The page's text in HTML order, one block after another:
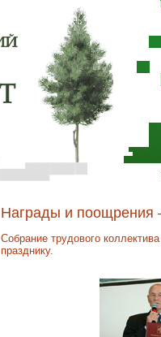
Награды и
Собрание трудового
празднику.